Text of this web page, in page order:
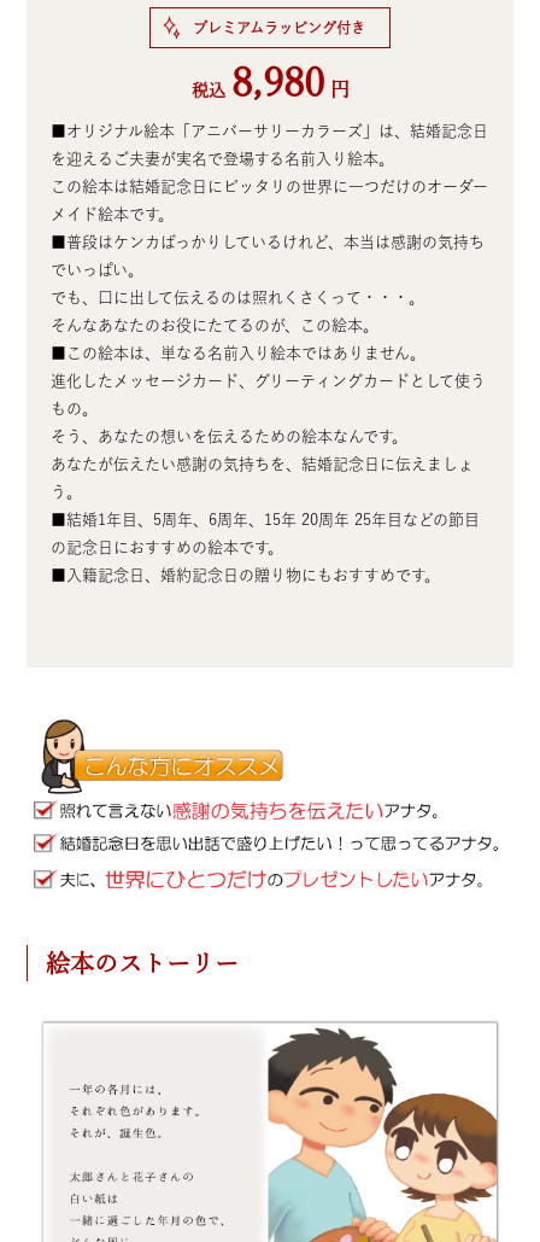
プレミアムラッピング付き
税込 8,980 円
■オリジナル絵本「アニバーサリーカラーズ」は、結婚記念日
を迎えるご夫妻が実名で登場する名前入り絵本。
この絵本は結婚記念日にピッタリの世界に一つだけのオーダー
メイド絵本です。
■普段はケンカばっかりしているけれど、本当は感謝の気持ち
でいっぱい。
でも、口に出して伝えるのは照れくさくって・・・。
そんなあなたのお役にたてるのが、この絵本。
■この絵本は、単なる名前入り絵本ではありません。
進化したメッセージカード、グリーティングカードとして使う
もの。
そう、あなたの想いを伝えるための絵本なんです。
あなたが伝えたい感謝の気持ちを、結婚記念日に伝えましょ
う。
■結婚1年目、5周年、6周年、15年 20周年 25年目などの節目
の記念日におすすめの絵本です。
■入籍記念日、婚約記念日の贈り物にもおすすめです。
絵本のストーリー